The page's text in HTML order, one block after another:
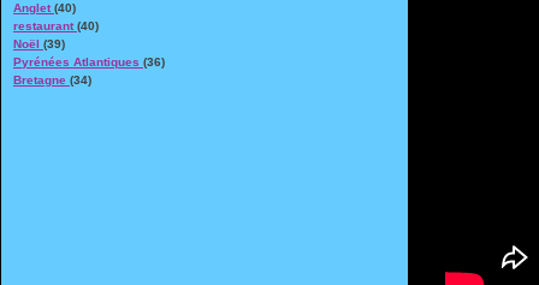
Anglet (40)
restaurant (40)
Noël (39)
Pyrénées Atlantiques (36)
Bretagne (34)